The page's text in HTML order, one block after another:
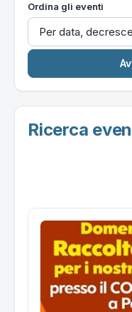
Ordina gli eventi
Ricerca